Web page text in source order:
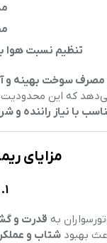
تنظیم نسبت هوا
مصرف سوخت بهینه و
که این
با نیاز راننده و
مزایای
۱. افزایش قدرت و گشتاور موتور
به قدرت و
بهبودشتاب و